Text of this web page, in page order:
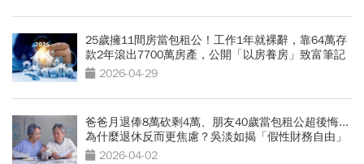
25歲擁11間房當包租公！工作1年就裸辭，靠64萬存
款2年滾出7700萬房產，公開「以房養房」致富筆記
2026-04-29
爸爸月退俸8萬砍剩4萬、朋友40歲當包租公超後悔...
為什麼退休反而更焦慮？吳淡如揭「假性財務自由」
5大危機
2026-04-02